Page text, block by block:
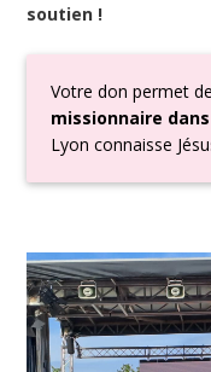
soutien !
Votre don permet
missionnaire
Lyon connaisse